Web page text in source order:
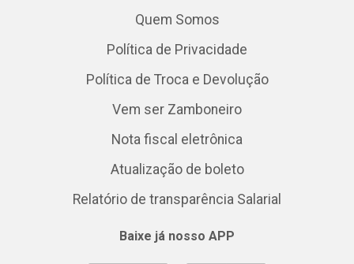
Quem Somos
Política de Privacidade
Política de Troca e Devolução
Vem ser Zamboneiro
Nota fiscal eletrônica
Atualização de boleto
Relatório de transparência Salarial
Baixe já nosso APP